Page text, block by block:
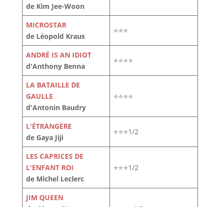
de Kim Jee-Woon
MICROSTAR
de Léopold Kraus
⭐⭐⭐
ANDRÉ IS AN IDIOT
d'Anthony Benna
⭐⭐⭐⭐
LA BATAILLE DE
GAULLE
d'Antonin Baudry
⭐⭐⭐⭐
L'ÉTRANGÈRE
de Gaya Jiji
⭐⭐⭐1/2
LES CAPRICES DE
L'ENFANT ROI
de Michel Leclerc
⭐⭐⭐1/2
JIM QUEEN